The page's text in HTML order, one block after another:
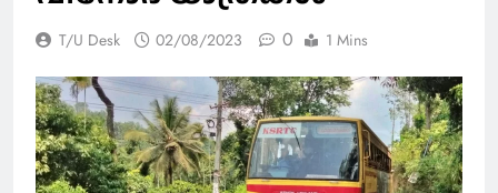
T/U Desk 02/08/2023 0 1 Mins